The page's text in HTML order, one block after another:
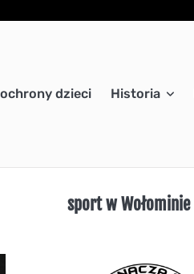
dzieci Historia
sport w Wołominie